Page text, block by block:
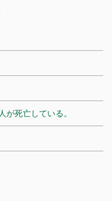
が死亡している。